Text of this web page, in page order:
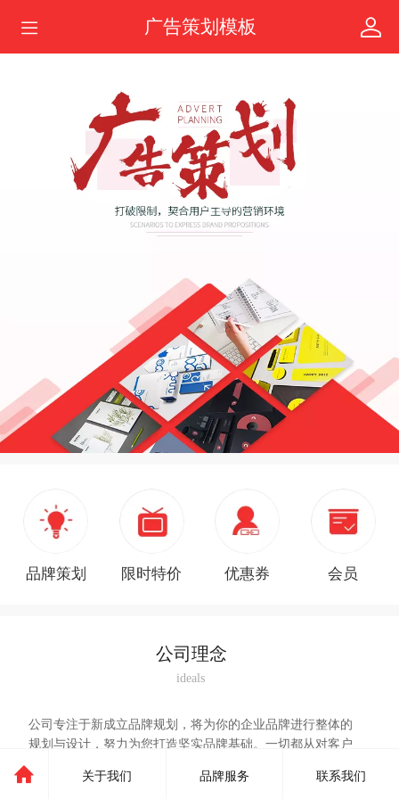
广告策划模板
品牌策划 限时特价 优惠券 会员
公司理念
ideals
公司专注于新成立品牌规划，将为你的企业品牌进行整体的
规划与设计，努力为您打造坚实品牌基础。一切都从对客户
并将其转化为强有力的品牌战略。
关于我们 品牌服务 联系我们